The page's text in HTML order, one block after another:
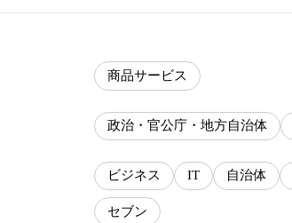
商品サービス
政治・官公庁・地方自治体
ビジネス IT 自治体
セブン